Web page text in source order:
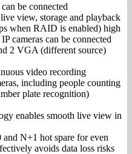
be connected
view, storage and playback
when RAID is enabled) high
cameras can be connected
2 VGA (different source)
video recording
including people counting
plate recognition)
enables smooth live view in
N+1 hot spare for even
avoids data loss risks